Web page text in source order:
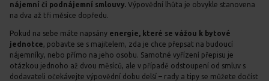
nájemní či podnájemní smlouvy. Výpovědní lhůta je obvykle stanovena
na dva až tři měsíce dopředu.
Pokud na sebe máte napsány energie, které se vážou k bytové
jednotce, pobavte se s majitelem, zda je chce přepsat na budoucí
nájemníky, nebo přímo na jeho osobu. Samotné vyřízení přepisu je
otázkou jednoho až dvou měsíců, ale v případě odstoupení od smluv s
dodavateli očekávejte výpovědní dobu delší – rady a tipy se můžete dočíst